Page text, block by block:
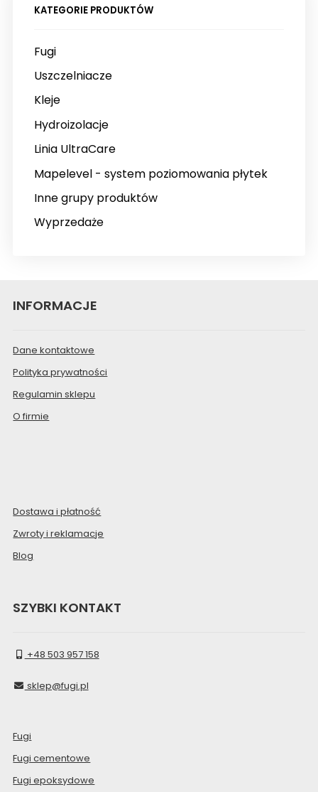
KATEGORIE PRODUKTÓW
Fugi
Uszczelniacze
Kleje
Hydroizolacje
Linia UltraCare
Mapelevel - system poziomowania płytek
Inne grupy produktów
Wyprzedaże
INFORMACJE
Dane kontaktowe
Polityka prywatności
Regulamin sklepu
O firmie
Dostawa i płatność
Zwroty i reklamacje
Blog
SZYBKI KONTAKT
+48 503 957 158
sklep@fugi.pl
Fugi
Fugi cementowe
Fugi epoksydowe